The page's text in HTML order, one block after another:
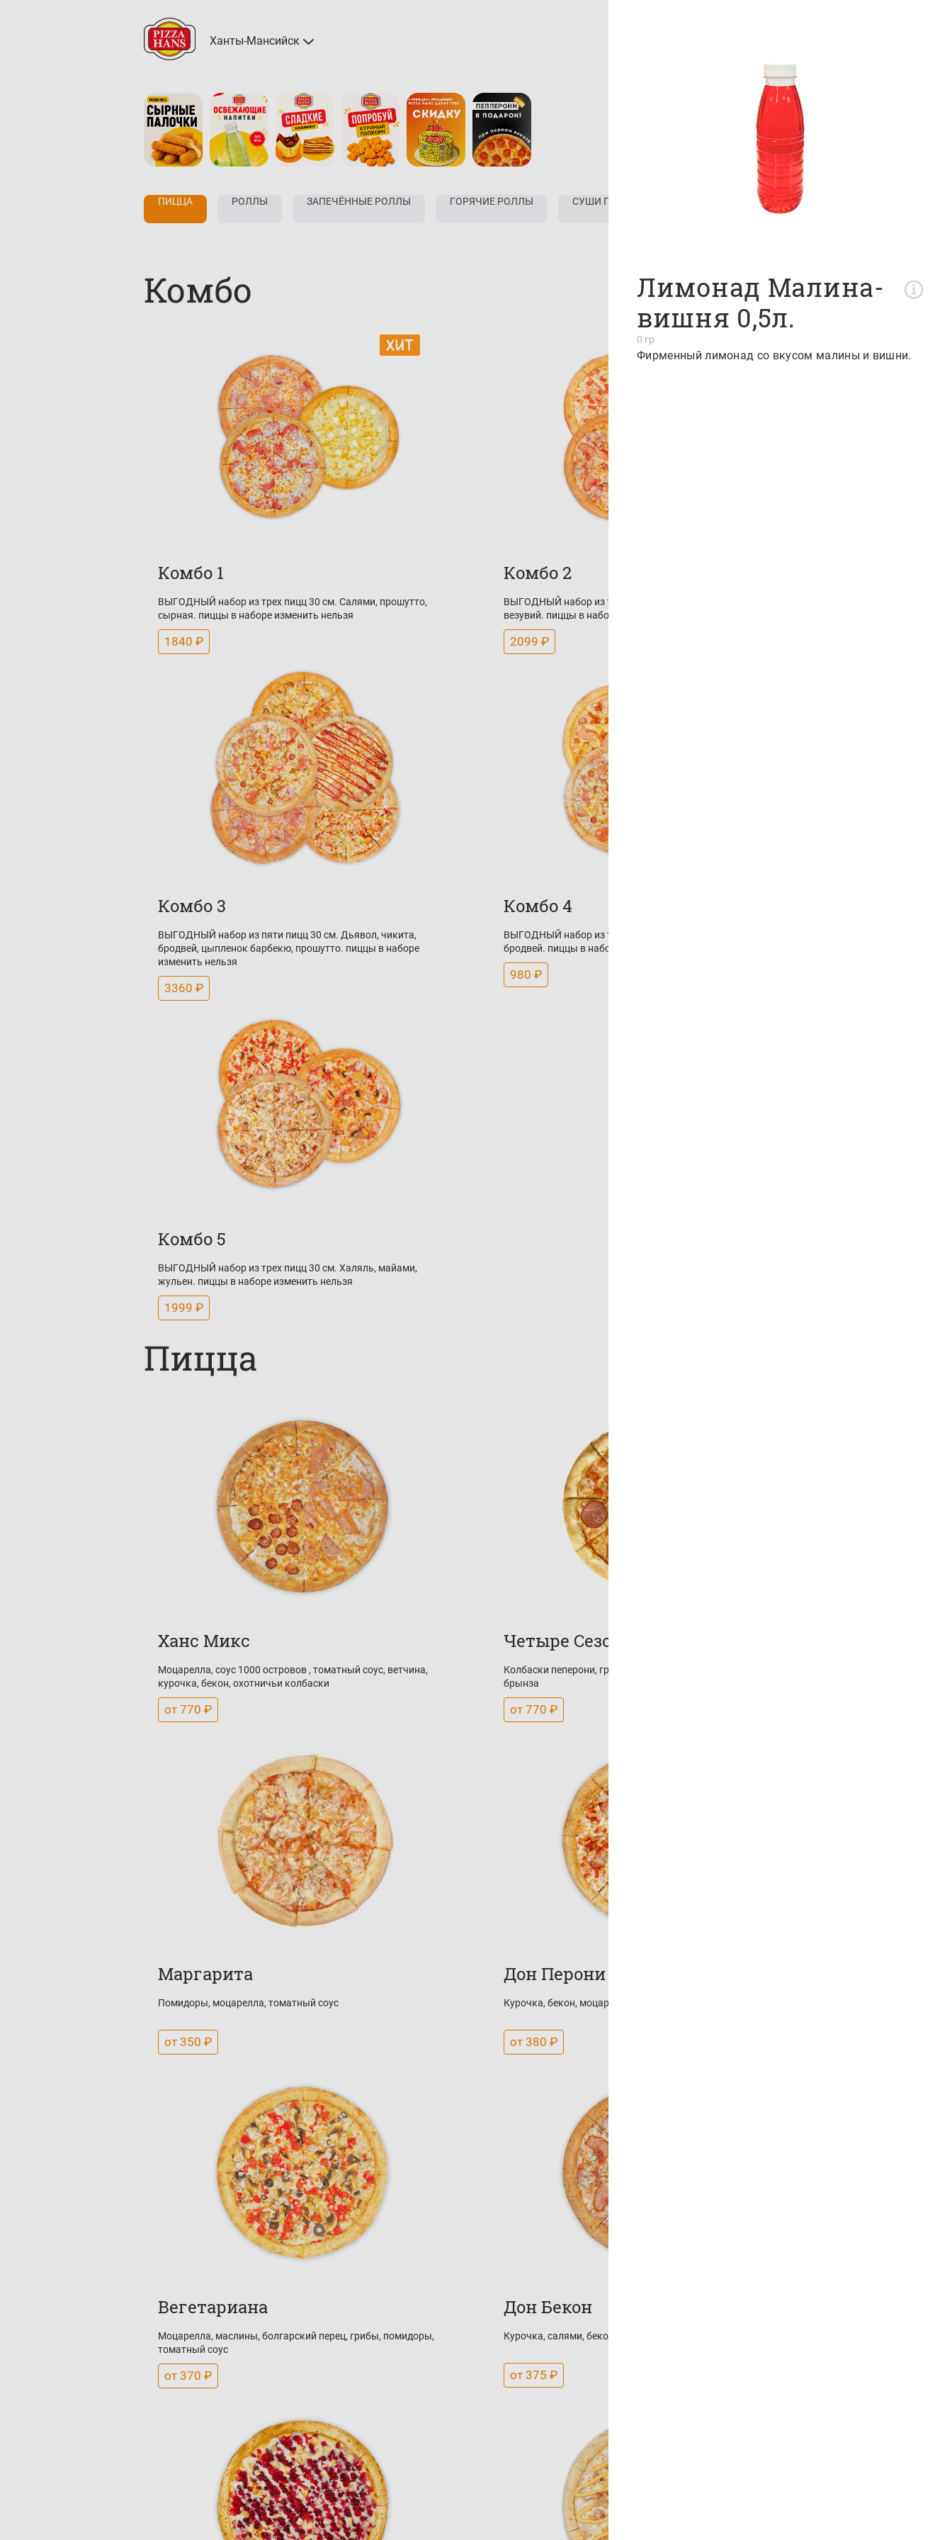
Ханты-Мансийск
Лимонад Малина-
вишня 0,5л.
0 гр
Фирменный лимонад со вкусом малины и вишни.
ПИЦЦА РОЛЛЫ ЗАПЕЧЁННЫЕ РОЛЛЫ ГОРЯЧИЕ РОЛЛЫ СУШИ ПИЦЦА ФАСТ ФУД
Корзина
Комбо
Комбо 1
ВЫГОДНЫЙ набор из трех пицц 30 см. Салями, прошутто,
сырная. пиццы в наборе изменить нельзя
1840 ₽
Комбо 2
ВЫГОДНЫЙ набор из трех пицц 30 см. HANS, дон бекон,
везувий. пиццы в наборе изменить нельзя
2099 ₽
Комбо 3
ВЫГОДНЫЙ набор из пяти пицц 30 см. Дьявол, чикита,
бродвей, цыпленок барбекю, прошутто. пиццы в наборе
изменить нельзя
3360 ₽
Комбо 4
ВЫГОДНЫЙ набор из трех пицц 20 см. HANS, дьявол,
бродвей. пиццы в наборе изменить нельзя
980 ₽
Комбо 5
ВЫГОДНЫЙ набор из трех пицц 30 см. Халяль, майами,
жульен. пиццы в наборе изменить нельзя
1999 ₽
Пицца
Ханс Микс
Моцарелла, соус 1000 островов , томатный соус, ветчина,
курочка, бекон, охотничьи колбаски
от 770 ₽
Четыре Сезона
Колбаски пеперони, грибы, ветчина, помидоры, моцарелла,
брынза
от 770 ₽
Маргарита
Помидоры, моцарелла, томатный соус
от 350 ₽
Дон Перони
Курочка, бекон, моцарелла, болгарский перец, томатный соус
от 380 ₽
Вегетариана
Моцарелла, маслины, болгарский перец, грибы, помидоры,
томатный соус
от 370 ₽
Дон Бекон
Курочка, салями, бекон, моцарелла, лук, томатный соус
от 375 ₽